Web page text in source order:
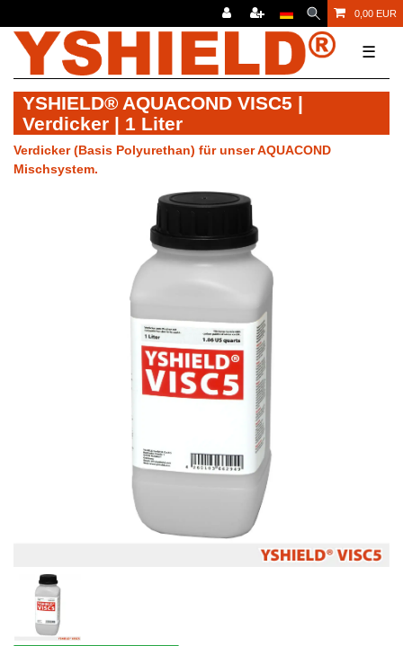
0,00 EUR
☰
YSHIELD® AQUACOND VISC5 |
Verdicker | 1 Liter
Verdicker (Basis Polyurethan) für unser AQUACOND
Mischsystem.